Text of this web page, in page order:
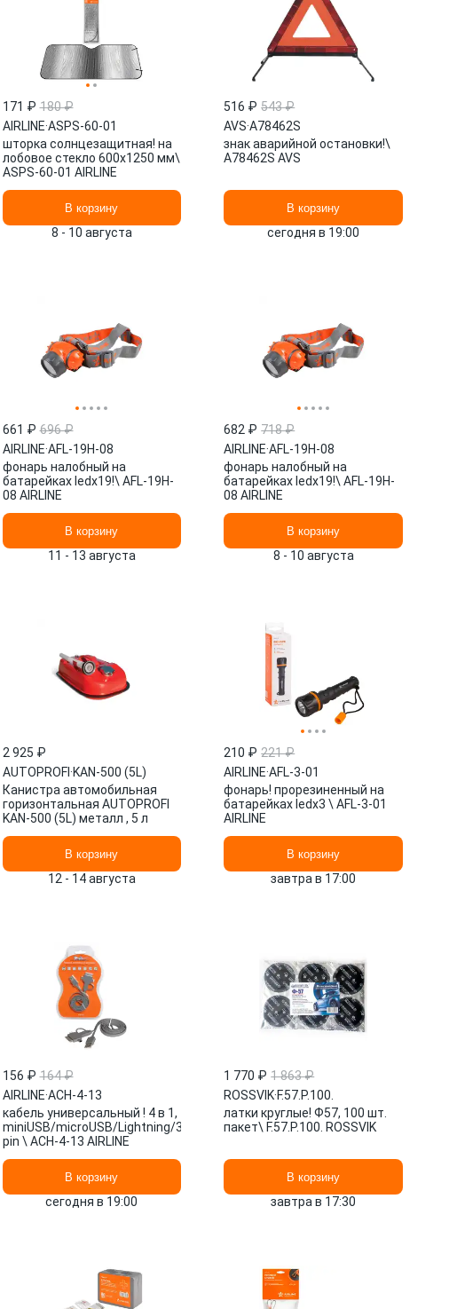
171 ₽ 180 ₽
AIRLINE·ASPS-60-01
шторка солнцезащитная! на
лобовое стекло 600x1250 мм\
ASPS-60-01 AIRLINE
В корзину
8 - 10 августа
516 ₽ 543 ₽
AVS·A78462S
знак аварийной остановки!\
A78462S AVS
В корзину
сегодня в 19:00
661 ₽ 696 ₽
AIRLINE·AFL-19H-08
фонарь налобный на
батарейках ledx19!\ AFL-19H-
08 AIRLINE
В корзину
11 - 13 августа
682 ₽ 718 ₽
AIRLINE·AFL-19H-08
фонарь налобный на
батарейках ledx19!\ AFL-19H-
08 AIRLINE
В корзину
8 - 10 августа
2 925 ₽
AUTOPROFI·KAN-500 (5L)
Канистра автомобильная
горизонтальная AUTOPROFI
KAN-500 (5L) металл , 5 л
В корзину
12 - 14 августа
210 ₽ 221 ₽
AIRLINE·AFL-3-01
фонарь! прорезиненный на
батарейках ledx3 \ AFL-3-01
AIRLINE
В корзину
завтра в 17:00
156 ₽ 164 ₽
AIRLINE·ACH-4-13
кабель универсальный ! 4 в 1,
miniUSB/microUSB/Lightning/30-
pin \ ACH-4-13 AIRLINE
В корзину
сегодня в 19:00
1 770 ₽ 1 863 ₽
ROSSVIK·F.57.P.100.
латки круглые! Ф57, 100 шт.
пакет\ F.57.P.100. ROSSVIK
В корзину
завтра в 17:30